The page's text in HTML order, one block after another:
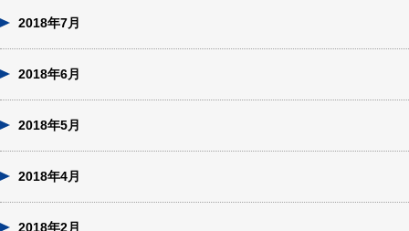
2018年7月
2018年6月
2018年5月
2018年4月
2018年2月